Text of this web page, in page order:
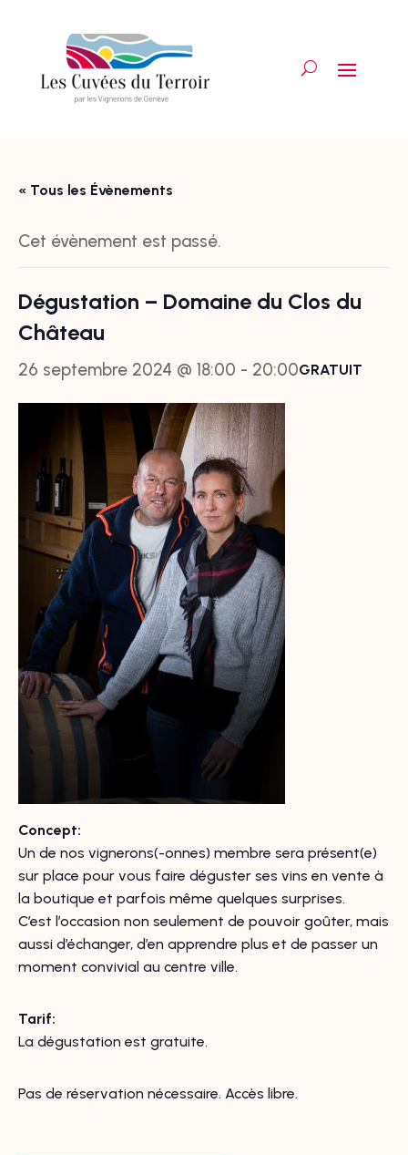
« Tous les Évènements
Cet évènement est passé.
Dégustation – Domaine du Clos du
Château
26 septembre 2024 @ 18:00 - 20:00GRATUIT
Concept:
Un de nos vignerons(-onnes) membre sera présent(e)
sur place pour vous faire déguster ses vins en vente à
la boutique et parfois même quelques surprises.
C’est l’occasion non seulement de pouvoir goûter, mais
aussi d’échanger, d’en apprendre plus et de passer un
moment convivial au centre ville.
Tarif:
La dégustation est gratuite.
Pas de réservation nécessaire. Accès libre.